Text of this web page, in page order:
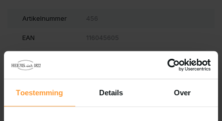
Toestemming Details Over
Artikelnummer 456
EAN 116045605
Vergelijk